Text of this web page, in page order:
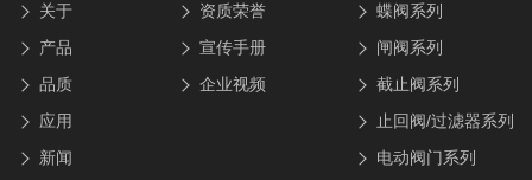
关于
产品
品质
应用
新闻
资质荣誉
宣传手册
企业视频
蝶阀系列
闸阀系列
截止阀系列
止回阀/过滤器系列
电动阀门系列